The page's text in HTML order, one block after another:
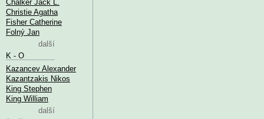
Chalker Jack L.
Christie Agatha
Fisher Catherine
Folný Jan
další
K - O
Kazancev Alexander
Kazantzakis Nikos
King Stephen
King William
další